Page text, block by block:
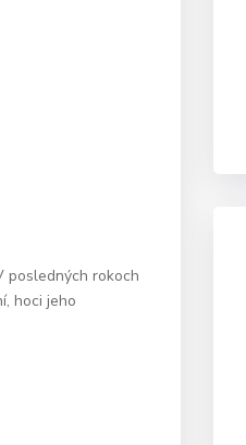
posledných rokoch
hoci jeho